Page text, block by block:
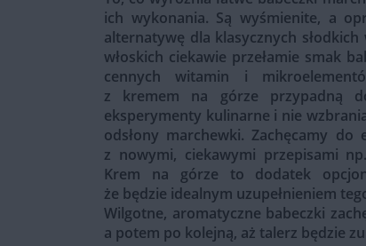
ich wykonania. Są wyśmienite, a
alternatywę dla klasycznych
włoskich ciekawie przełamie smak
cennych witamin i
z kremem na górze przypadną
eksperymenty kulinarne i nie
odsłony marchewki. Zachęcamy
z nowymi, ciekawymi przepisami
Krem na górze to dodatek
że będzie idealnym uzupełnieniem
Wilgotne, aromatyczne babeczki
a potem po kolejną, aż talerz będzie